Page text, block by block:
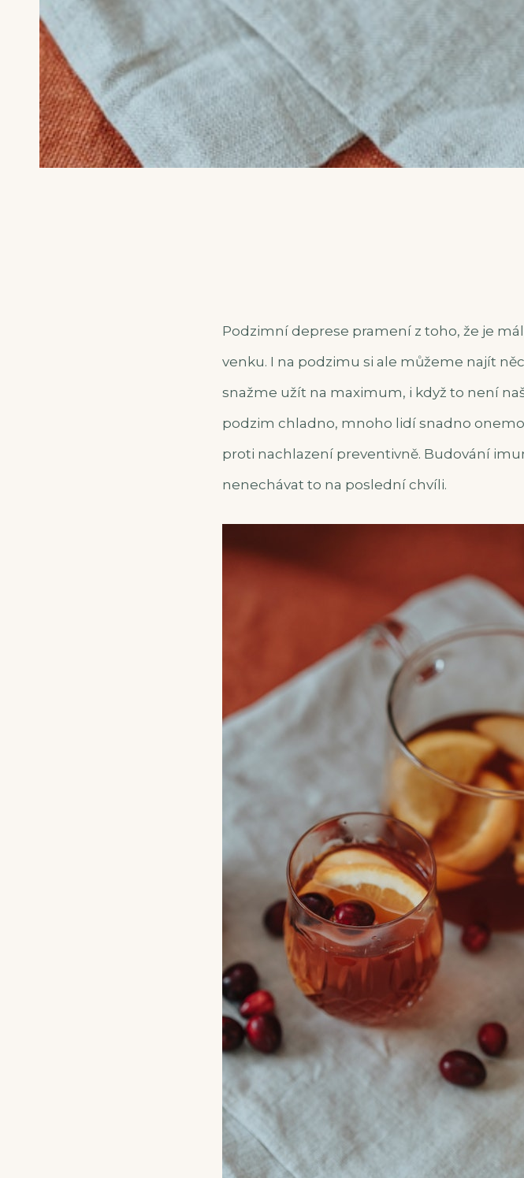
Podzimní deprese pramení z toho, že je
venku. I na podzimu si ale můžeme najít
snažme užít na maximum, i když to není
podzim chladno, mnoho lidí snadno
proti nachlazení preventivně. Budování
nenechávat to na poslední chvíli.